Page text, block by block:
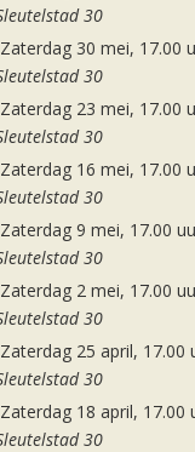
30
Zaterdag 30 mei, 17.00
30
Zaterdag 23 mei, 17.00
30
Zaterdag 16 mei, 17.00
30
Zaterdag 9 mei, 17.00
30
Zaterdag 2 mei, 17.00
30
Zaterdag 25 april, 17.00
30
Zaterdag 18 april, 17.00
30